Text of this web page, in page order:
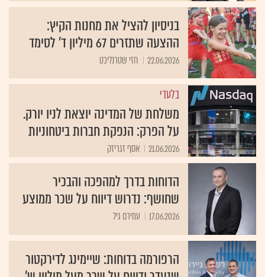
בניסיון להציל את מחנות הקיץ:
ההצעה שתזרים 67 מיליון ד' לסימד
22.06.2026 חזי שטרנליכט
בלעדי
משלחת של המדינה יוצאת לניו יורק.
על הפרק: הנפקת חברות ביטחוניות
21.06.2026 אסף זגריזק
הדוחות בדרך למהפכה והבכיר
שחושף: נדרוש דיווח על שכר ממוצע
17.06.2026 עמירם גיל
הרפורמה בדוחות: שיימינג לדירקטור